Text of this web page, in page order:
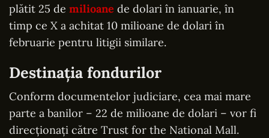
plătit 25 de milioane de dolari în ianuarie, în
timp ce X a achitat 10 milioane de dolari în
februarie pentru litigii similare.
Destinația fondurilor
Conform documentelor judiciare, cea mai mare
parte a banilor – 22 de milioane de dolari – vor fi
direcționați către Trust for the National Mall.